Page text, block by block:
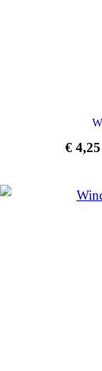
€ 4,25